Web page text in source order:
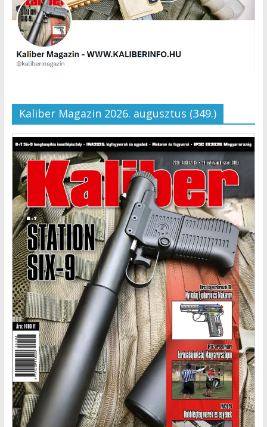
Kaliber Magazin 2026. augusztus (349.)